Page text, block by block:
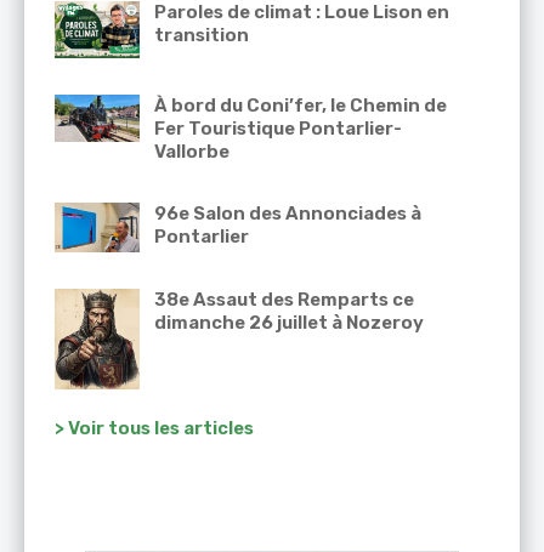
Paroles de climat : Loue Lison en
transition
À bord du Coni’fer, le Chemin de
Fer Touristique Pontarlier-
Vallorbe
96e Salon des Annonciades à
Pontarlier
38e Assaut des Remparts ce
dimanche 26 juillet à Nozeroy
> Voir tous les articles